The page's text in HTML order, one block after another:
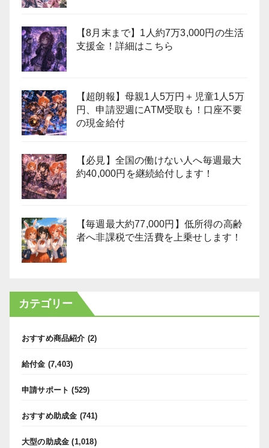
【8月末まで】1人約7万3,000円の生活
支援金！詳細はこちら
【超朗報】母親1人5万円＋児童1人5万
円、申請翌週にATM受取も！口座不要
の現金給付
【必見】全国の働けない人へ毎週最大
約40,000円を継続給付します！
【毎週最大約77,000円】低所得の高齢
者へ非課税で生活費を上乗せします！
カテゴリー
おすすめ商品紹介 (2)
給付金 (7,403)
申請サポート (529)
おすすめ助成金 (741)
大型の助成金 (1,018)